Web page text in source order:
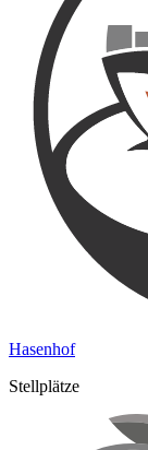
Hasenhof
Stellplätze